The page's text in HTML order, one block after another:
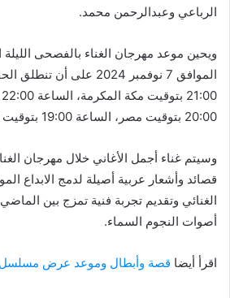
الرباعي وعبدالرحمن محمد.
ويحين موعد مهرجان الغناء بالفصحى
الموافق 7 نوفمبر 2024 على
20:00 بتوقيت مصر، الساعة 19:00 بتوقيت غرينتش.
وسيتم غناء أجمل الأغاني خلال مهرجان
قصائد وأشعار عربية أصيلة لدمج الابداع
الغنائي وتقديم تجربة فنية تمزج بين
أصوات النجوم السماء.
اقرأ أيضا قصة وأبطال وموعد عرض مسلسل